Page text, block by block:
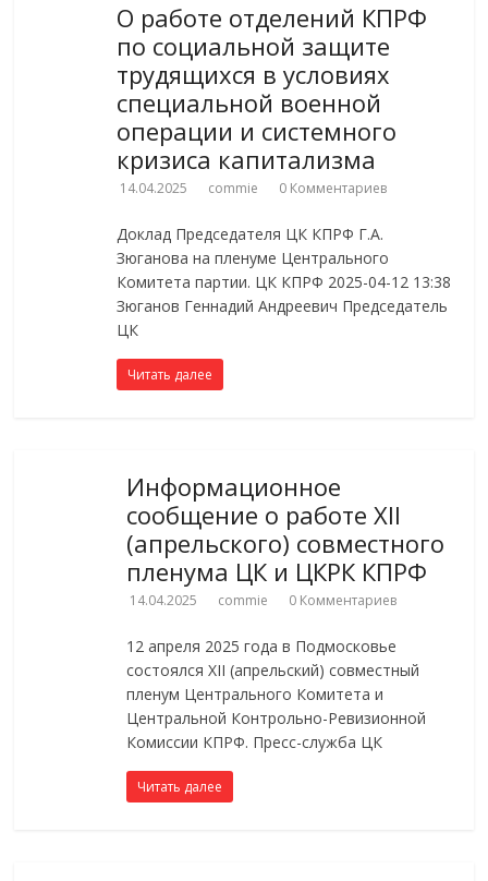
О работе отделений КПРФ
по социальной защите
трудящихся в условиях
специальной военной
операции и системного
кризиса капитализма
14.04.2025 commie 0 Комментариев
Доклад Председателя ЦК КПРФ Г.А.
Зюганова на пленуме Центрального
Комитета партии. ЦК КПРФ 2025-04-12 13:38
Зюганов Геннадий Андреевич Председатель
ЦК
Читать далее
Информационное
сообщение о работе XII
(апрельского) совместного
пленума ЦК и ЦКРК КПРФ
14.04.2025 commie 0 Комментариев
12 апреля 2025 года в Подмосковье
состоялся XII (апрельский) совместный
пленум Центрального Комитета и
Центральной Контрольно-Ревизионной
Комиссии КПРФ. Пресс-служба ЦК
Читать далее